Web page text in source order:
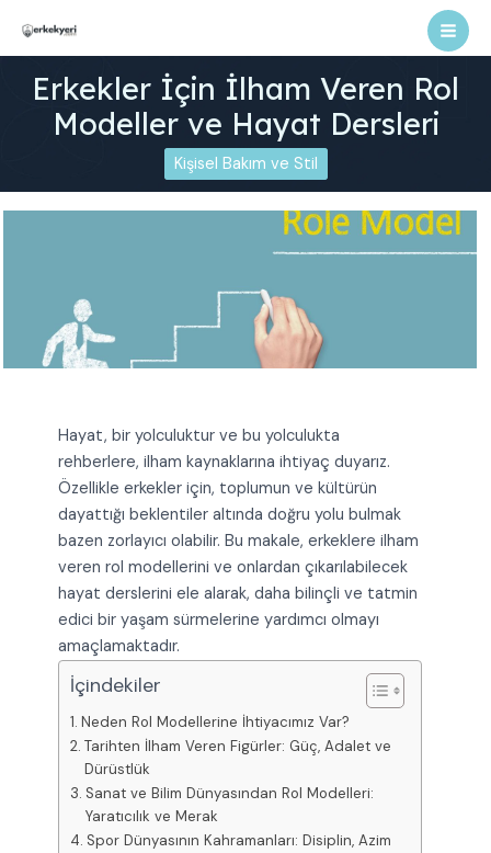
atla
Erkekler İçin İlham Veren Rol
Modeller ve Hayat Dersleri
Kişisel Bakım ve Stil
Hayat, bir yolculuktur ve bu yolculukta
rehberlere, ilham kaynaklarına ihtiyaç duyarız.
Özellikle erkekler için, toplumun ve kültürün
dayattığı beklentiler altında doğru yolu bulmak
bazen zorlayıcı olabilir. Bu makale, erkeklere ilham
veren rol modellerini ve onlardan çıkarılabilecek
hayat derslerini ele alarak, daha bilinçli ve tatmin
edici bir yaşam sürmelerine yardımcı olmayı
amaçlamaktadır.
İçindekiler
Neden Rol Modellerine İhtiyacımız Var?
Tarihten İlham Veren Figürler: Güç, Adalet ve
Dürüstlük
Sanat ve Bilim Dünyasından Rol Modelleri:
Yaratıcılık ve Merak
Spor Dünyasının Kahramanları: Disiplin, Azim